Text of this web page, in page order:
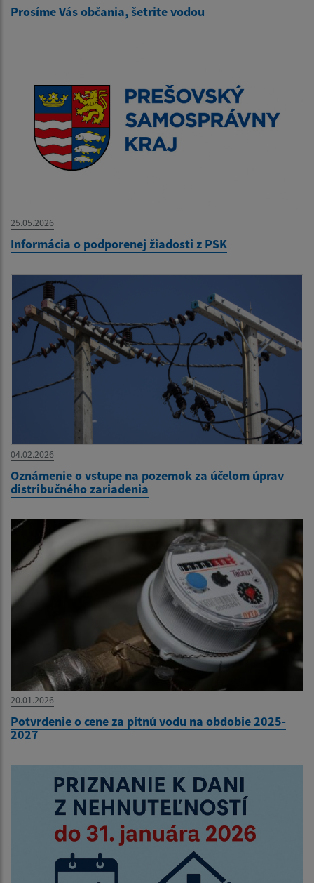
Prosíme Vás občania, šetrite vodou
25.05.2026
Informácia o podporenej žiadosti z PSK
04.02.2026
Oznámenie o vstupe na pozemok za účelom úprav
distribučného zariadenia
20.01.2026
Potvrdenie o cene za pitnú vodu na obdobie 2025-
2027